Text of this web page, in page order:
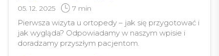
05. 12. 2025 7 min
Pierwsza wizyta u ortopedy – jak się przygotować i
jak wygląda? Odpowiadamy w naszym wpisie i
doradzamy przyszłym pacjentom.